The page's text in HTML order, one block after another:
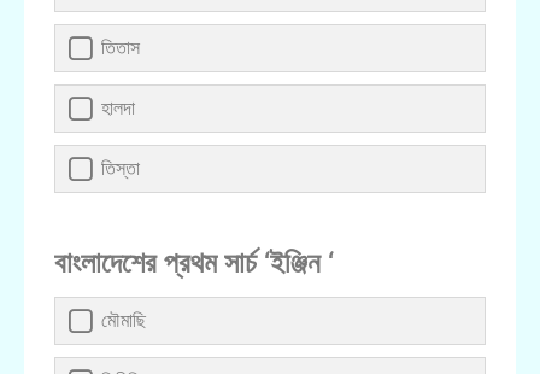
তিতাস
হালদা
তিস্তা
বাংলাদেশের প্রথম সার্চ ‘ইঞ্জিন ‘
মৌমাছি